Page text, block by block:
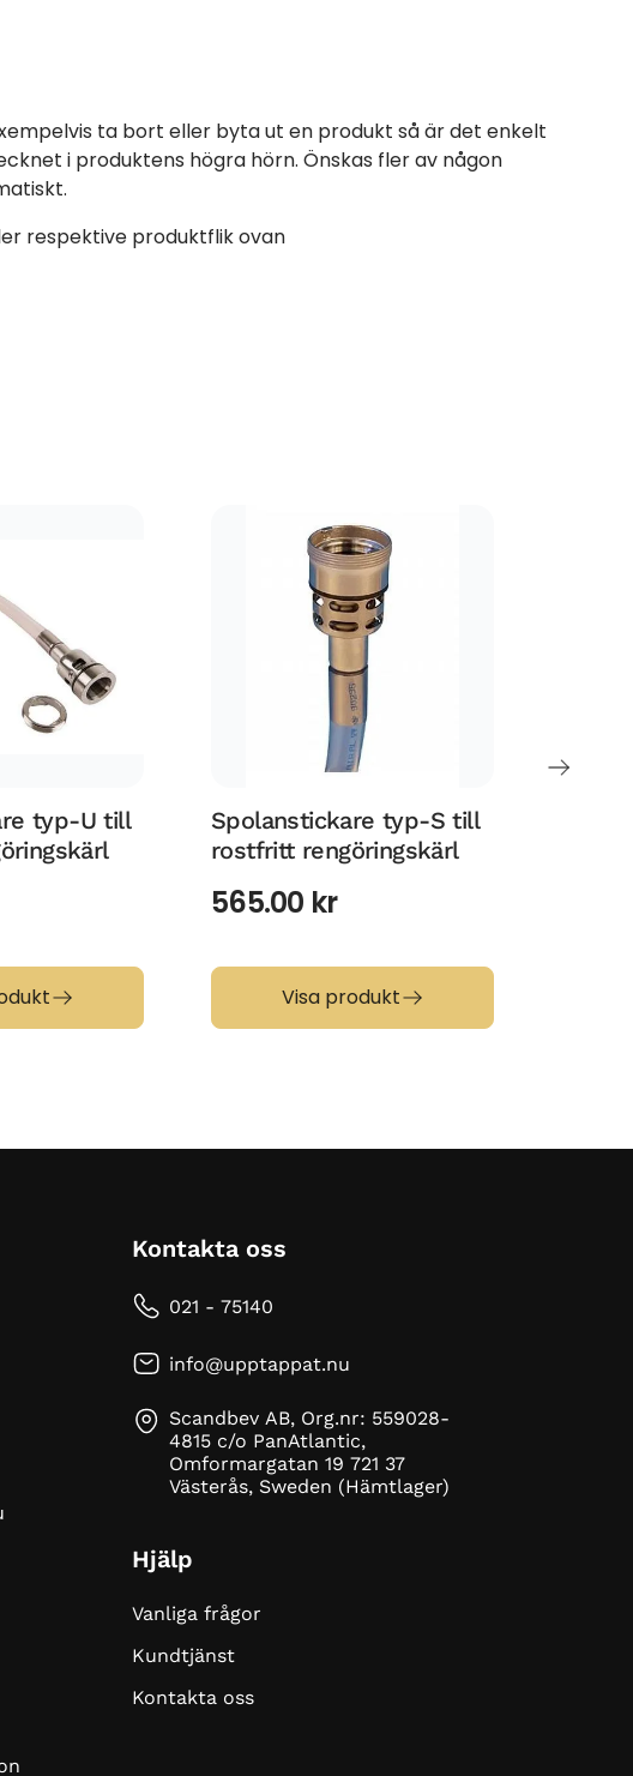
ta bort eller byta ut en produkt så är det enkelt
i produktens högra hörn. Önskas fler av någon
respektive produktflik ovan
typ-U till
Spolanstickare typ-S till
rostfritt rengöringskärl
565.00 kr
Visa produkt
Kontakta oss
021 - 75140
info@upptappat.nu
Scandbev AB, Org.nr: 559028-
4815 c/o PanAtlantic,
Omformargatan 19 721 37
Västerås, Sweden (Hämtlager)
Hjälp
Vanliga frågor
Kundtjänst
Kontakta oss